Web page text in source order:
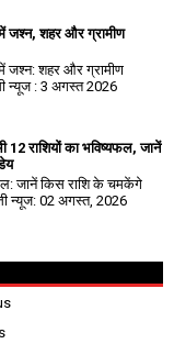
जश्न, शहर और ग्रामीण
जश्न: शहर और ग्रामीण
न्यूज : 3 अगस्त 2026
राशियों का भविष्यफल, जानें
जानें किस राशि के चमकेंगे
न्यूज: 02 अगस्त, 2026